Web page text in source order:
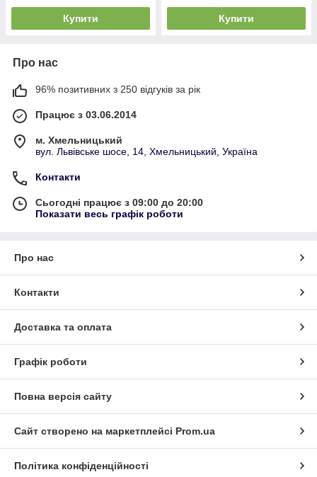
Купити Купити
Про нас
96% позитивних з 250 відгуків за рік
Працює з 03.06.2014
м. Хмельницький
вул. Львівське шосе, 14, Хмельницький, Україна
Контакти
Сьогодні працює з 09:00 до 20:00
Показати весь графік роботи
Про нас
Контакти
Доставка та оплата
Графік роботи
Повна версія сайту
Сайт створено на маркетплейсі Prom.ua
Політика конфіденційності